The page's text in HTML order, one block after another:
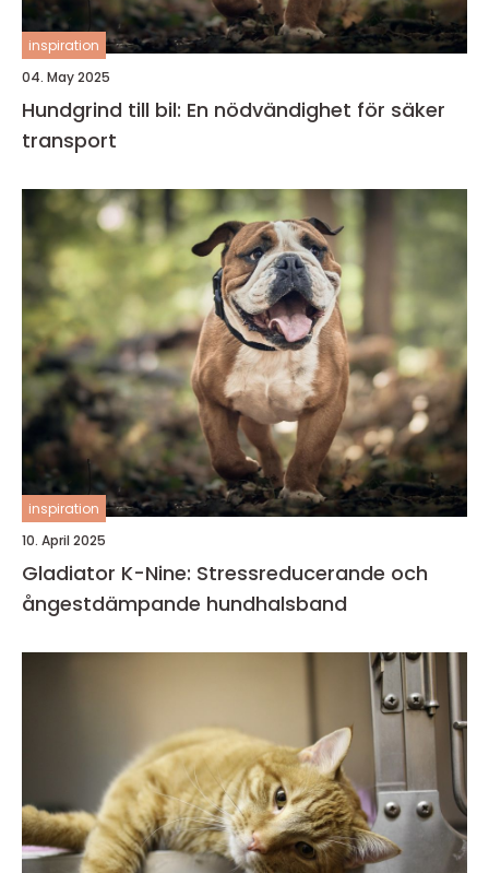
inspiration
04. May 2025
Hundgrind till bil: En nödvändighet för säker
transport
inspiration
10. April 2025
Gladiator K-Nine: Stressreducerande och
ångestdämpande hundhalsband